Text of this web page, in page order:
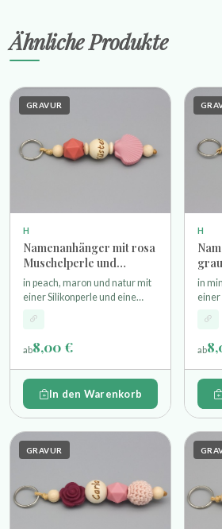
Ähnliche Produkte
GRAVUR
H
Namenanhänger mit rosa
Muschelperle und
Wunschgravur
in peach, maron und natur mit
einer Silikonperle und eine
gravierte Namensperle und
ab8,00 €
In den Warenkorb
H
in
einer
ab
GRAVUR